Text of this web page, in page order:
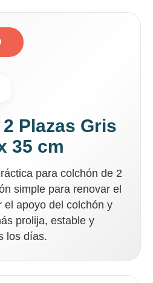
Plazas Gris
35 cm
para colchón de 2
simple para renovar el
el apoyo del colchón y
prolija, estable y
los días.